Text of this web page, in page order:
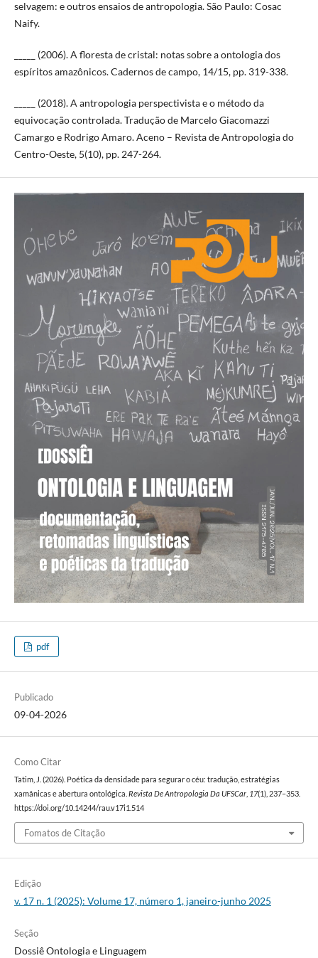
selvagem: e outros ensaios de antropologia. São Paulo: Cosac
Naify.
_____ (2006). A floresta de cristal: notas sobre a ontologia dos
espíritos amazônicos. Cadernos de campo, 14/15, pp. 319-338.
_____ (2018). A antropologia perspectivista e o método da
equivocação controlada. Tradução de Marcelo Giacomazzi
Camargo e Rodrigo Amaro. Aceno – Revista de Antropologia do
Centro-Oeste, 5(10), pp. 247-264.
pdf
Publicado
09-04-2026
Como Citar
Tatim, J. (2026). Poética da densidade para segurar o céu: tradução, estratégias
xamânicas e abertura ontológica. Revista De Antropologia Da UFSCar, 17(1), 237–353.
https://doi.org/10.14244/rau.v17i1.514
Fomatos de Citação
Edição
v. 17 n. 1 (2025): Volume 17, número 1, janeiro-junho 2025
Seção
Dossiê Ontologia e Linguagem